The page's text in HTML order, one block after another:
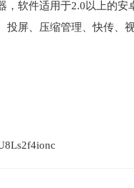
，软件适用于2.0以上的
投屏、压缩管理、快传、